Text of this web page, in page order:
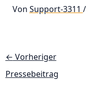
Von Support-3311 /
← Vorheriger
Pressebeitrag